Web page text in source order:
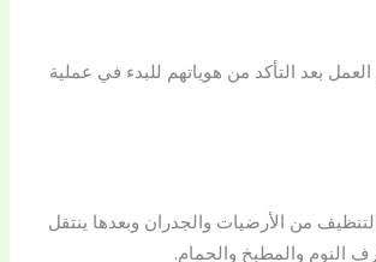
بعد التأكد من هوياتهم للبدء في عملية
من الأرضيات والجدران وبعدها ينتقل
النوم والمطبخ والحمام.